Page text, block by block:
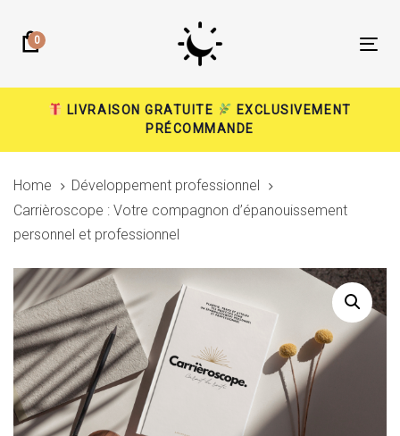
links
navigation
content
0
LIVRAISON GRATUITE
EXCLUSIVEMENT
PRÉCOMMANDE
Home
Développement professionnel
Carrièroscope : Votre compagnon d’épanouissement
personnel et professionnel
Le
prix
initial
était :
Le
prix
actuel
est :
Carrièroscope
:
Votre
compagnon
d'épanouissement
personnel
et